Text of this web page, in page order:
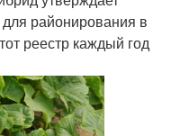
районирования в
реестр каждый год